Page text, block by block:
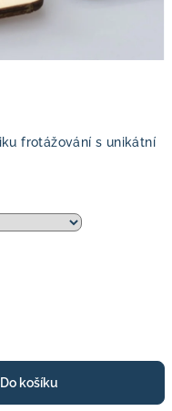
frotážování s unikátní
Do košíku